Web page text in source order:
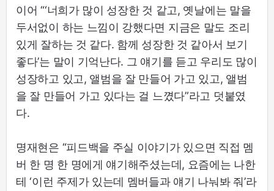
이어 “‘너희가 많이 성장한 것 같고, 옛날에는 말을
두서없이 하는 느낌이 강했다면 지금은 말도 조리
있게 잘하는 것 같다. 함께 성장한 것 같아서 보기
좋다’는 말이 기억난다. 그 얘기를 듣고 우리도 많이
성장하고 있고, 앨범을 잘 만들어 가고 있고, 앨범
을 잘 만들어 가고 있다는 걸 느꼈다”라고 덧붙였
다.
명재현은 “피드백을 주실 이야기가 있으면 직접 멤
버 한 명 한 명에게 얘기해주셨는데, 요즘에는 나한
테 ‘이런 주제가 있는데 멤버들과 얘기 나눠봐 줘’라